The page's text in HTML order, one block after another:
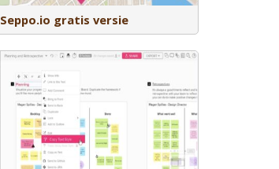
Seppo.io gratis versie